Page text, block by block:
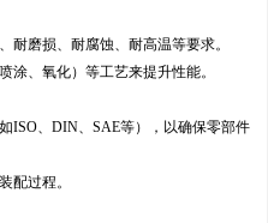
耐磨损、耐腐蚀、耐高温等要求。
涂、氧化）等工艺来提升性能。
ISO、DIN、SAE等），以确保零部件
配过程。